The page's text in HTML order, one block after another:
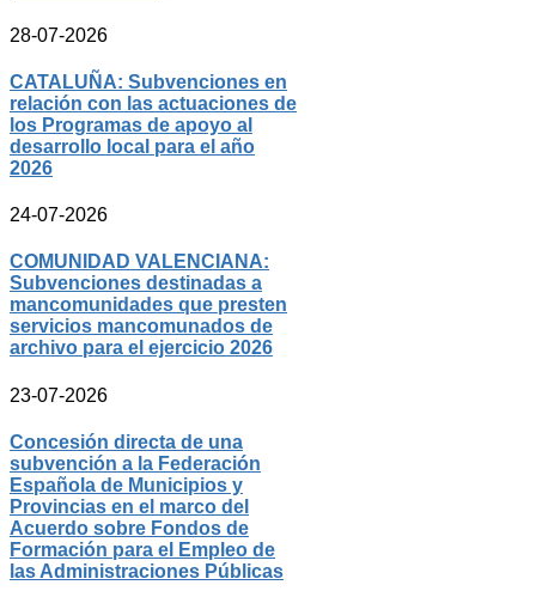
28-07-2026
CATALUÑA: Subvenciones en
relación con las actuaciones de
los Programas de apoyo al
desarrollo local para el año
2026
24-07-2026
COMUNIDAD VALENCIANA:
Subvenciones destinadas a
mancomunidades que presten
servicios mancomunados de
archivo para el ejercicio 2026
23-07-2026
Concesión directa de una
subvención a la Federación
Española de Municipios y
Provincias en el marco del
Acuerdo sobre Fondos de
Formación para el Empleo de
las Administraciones Públicas